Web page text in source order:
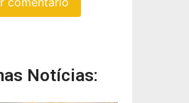
Notícias: